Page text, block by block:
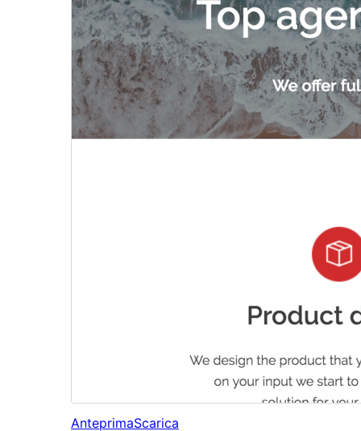
AnteprimaScarica